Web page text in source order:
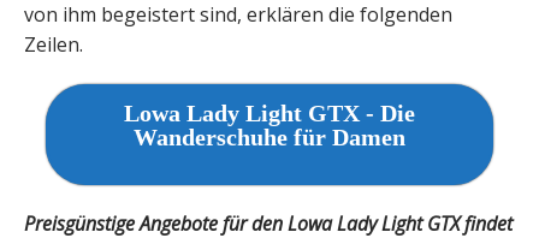
von ihm begeistert sind, erklären die folgenden
Zeilen.
Lowa Lady Light GTX - Die
Wanderschuhe für Damen
Preisgünstige Angebote für den Lowa Lady Light GTX findet